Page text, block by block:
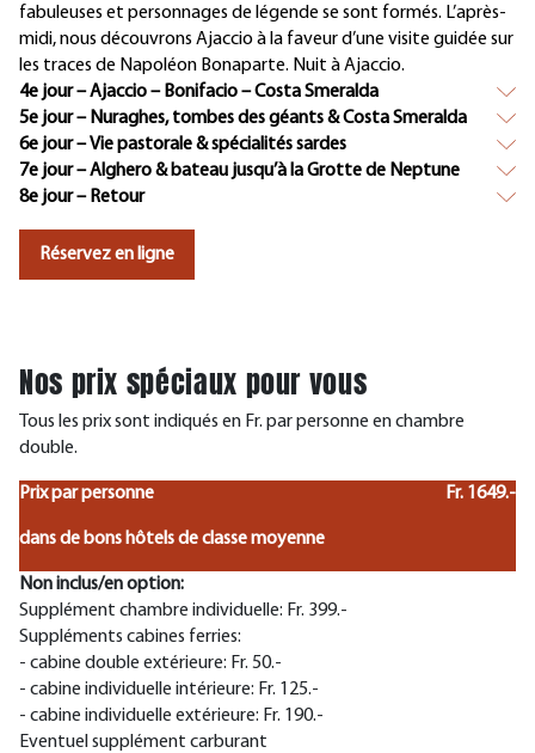
fabuleuses et personnages de légende se sont formés. L’après-
midi, nous découvrons Ajaccio à la faveur d’une visite guidée sur
les traces de Napoléon Bonaparte. Nuit à Ajaccio.
4e jour – Ajaccio – Bonifacio – Costa Smeralda
5e jour – Nuraghes, tombes des géants & Costa Smeralda
6e jour – Vie pastorale & spécialités sardes
7e jour – Alghero & bateau jusqu’à la Grotte de Neptune
8e jour – Retour
Réservez en ligne
Nos prix spéciaux pour vous
Tous les prix sont indiqués en Fr. par personne en chambre
double.
Prix par personne Fr. 1649.-
dans de bons hôtels de classe moyenne
Non inclus/en option:
Supplément chambre individuelle: Fr. 399.-
Suppléments cabines ferries:
- cabine double extérieure: Fr. 50.-
- cabine individuelle intérieure: Fr. 125.-
- cabine individuelle extérieure: Fr. 190.-
Eventuel supplément carburant